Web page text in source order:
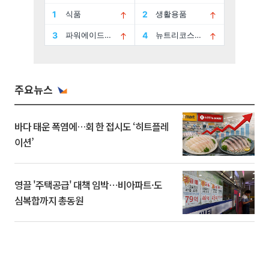
주요뉴스
바다 태운 폭염에…회 한 접시도 ‘히트플레
이션’
영끌 '주택공급' 대책 임박⋯비아파트·도
심복합까지 총동원